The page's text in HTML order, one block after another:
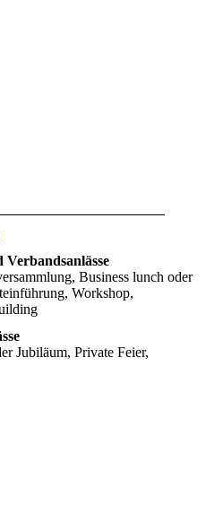
Business lunch oder
Workshop,
Jubiläum, Private Feier,